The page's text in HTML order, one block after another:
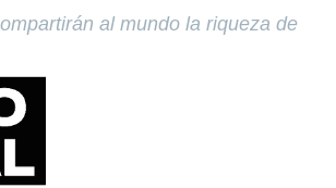
al mundo la riqueza de